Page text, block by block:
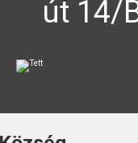
út 14/